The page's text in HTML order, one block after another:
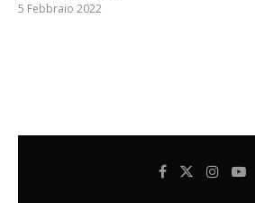
5 Febbraio 2022